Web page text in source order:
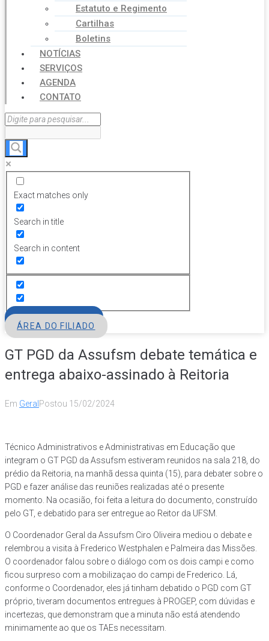
Estatuto e Regimento
Cartilhas
Boletins
NOTÍCIAS
SERVIÇOS
AGENDA
CONTATO
Exact matches only
Search in title
Search in content
ÁREA DO FILIADO
GT PGD da Assufsm debate temática e
entrega abaixo-assinado à Reitoria
Em Geral Postou 15/02/2024
Técnico Administrativos e Administrativas em Educação que
integram o GT PGD da Assufsm estiveram reunidos na sala 218, do
prédio da Reitoria, na manhã dessa quinta (15), para debater sobre o
PGD e fazer análise das reuniões realizadas até o presente
momento. Na ocasião, foi feita a leitura do documento, construído
pelo GT, e debatido para ser entregue ao Reitor da UFSM.
O Coordenador Geral da Assufsm Ciro Oliveira mediou o debate e
relembrou a visita à Frederico Westphalen e Palmeira das Missões.
O coordenador falou sobre o diálogo com os dois campi e como
ficou surpreso com a mobilizaçao do campi de Frederico. Lá,
conforme o Coordenador, eles já tinham debatido o PGD com GT
próprio, tiveram documentos entregues à PROGEP, com dúvidas e
incertezas, que demonstram que a minuta não está atendendo
minimamente ao que os TAEs necessitam.